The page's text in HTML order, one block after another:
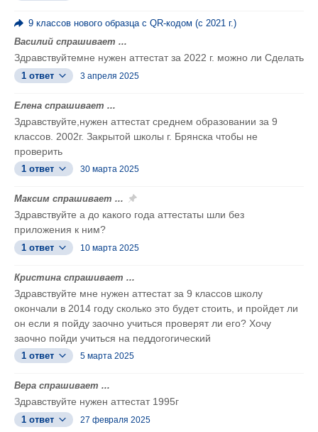
9 классов нового образца с QR-кодом (с 2021 г.)
Василий спрашивает ...
Здравствуйтемне нужен аттестат за 2022 г. можно ли Сделать
1 ответ 3 апреля 2025
Елена спрашивает ...
Здравствуйте,нужен аттестат среднем образовании за 9
классов. 2002г. Закрытой школы г. Брянска чтобы не
проверить
1 ответ 30 марта 2025
Максим спрашивает ...
Здравствуйте а до какого года аттестаты шли без
приложения к ним?
1 ответ 10 марта 2025
Кристина спрашивает ...
Здравствуйте мне нужен аттестат за 9 классов школу
окончали в 2014 году сколько это будет стоить, и пройдет ли
он если я пойду заочно учиться проверят ли его? Хочу
заочно пойди учиться на педдогогический
1 ответ 5 марта 2025
Вера спрашивает ...
Здравствуйте нужен аттестат 1995г
1 ответ 27 февраля 2025